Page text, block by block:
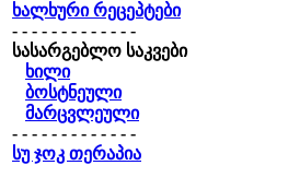
ხალხური რეცეპტები
- - - - - - - - - - - - -
სასარგებლო საკვები
ხილი
ბოსტნეული
მარცვლეული
- - - - - - - - - - - - -
სუ ჯოკ თერაპია